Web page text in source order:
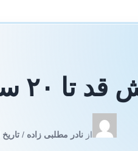
در یک هفته ممکن است؟
از نادر مطلبی زاده/